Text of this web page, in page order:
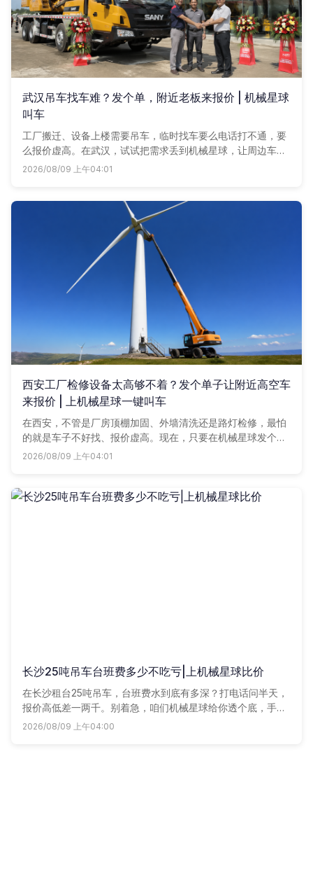
武汉吊车找车难？发个单，附近老板来报价 | 机械星球
叫车
工厂搬迁、设备上楼需要吊车，临时找车要么电话打不通，要
么报价虚高。在武汉，试试把需求丢到机械星球，让周边车老
板主动联系你，比过价再做决定。
2026/08/09 上午04:01
西安工厂检修设备太高够不着？发个单子让附近高空车
来报价 | 上机械星球一键叫车
在西安，不管是厂房顶棚加固、外墙清洗还是路灯检修，最怕
的就是车子不好找、报价虚高。现在，只要在机械星球发个单
子，附近几个高空车商户马上带着价格联系你，谁家划算用谁
2026/08/09 上午04:01
长沙25吨吊车台班费多少不吃亏|上机械星球比价
在长沙租台25吨吊车，台班费水到底有多深？打电话问半天，
报价高低差一两千。别着急，咱们机械星球给你透个底，手把
手教你怎么比价不吃亏。
2026/08/09 上午04:00